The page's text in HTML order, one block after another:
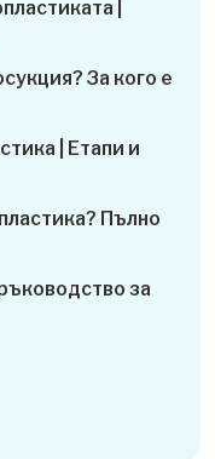
|
За кого е
| Етапи и
Пълно
за